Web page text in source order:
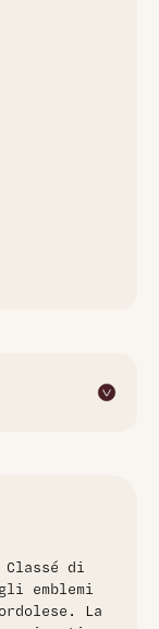
22 mesi in
intenso,
neri, spezie,
è potente e
Classé di
emblemi
La